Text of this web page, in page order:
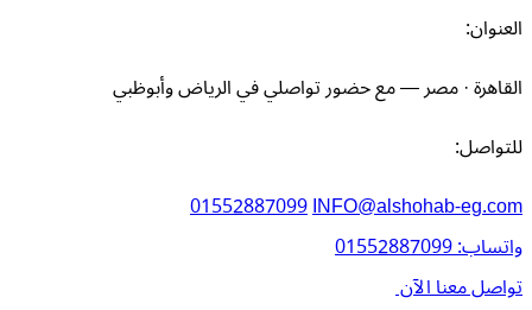
العنوان:
القاهرة · مصر — مع حضور تواصلي في الرياض وأبوظبي
للتواصل:
INFO@alshohab-eg.com
01552887099
واتساب: 01552887099
تواصل معنا الآن